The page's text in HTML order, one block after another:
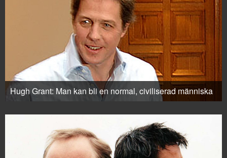
Hugh Grant: Man kan bli en normal, civiliserad människa